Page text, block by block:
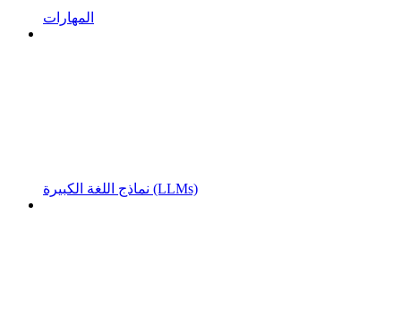
المهارات
نماذج اللغة الكبيرة (LLMs)